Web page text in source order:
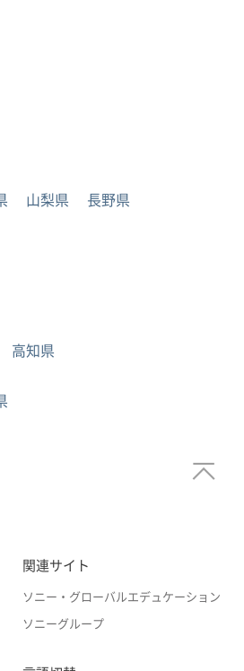
山梨県 長野県
高知県
関連サイト
ソニー・グローバルエデュケーション
ソニーグループ